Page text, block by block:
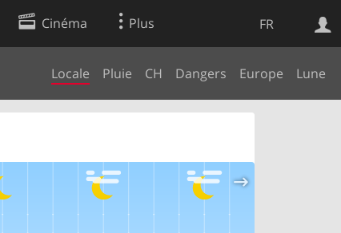
FR
Cinéma Plus
Locale Pluie CH Dangers Europe Lune
Web